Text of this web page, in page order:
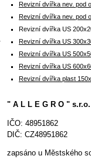
Revizní dvířka nev. pod
Revizní dvířka nev. pod
Revizní dvířka US
Revizní dvířka US
Revizní dvířka US
Revizní dvířka US
Revizní dvířka plast
" A L L E G R O " s.r.o.
IČO: 48951862
DIČ: CZ48951862
zapsáno u Městského